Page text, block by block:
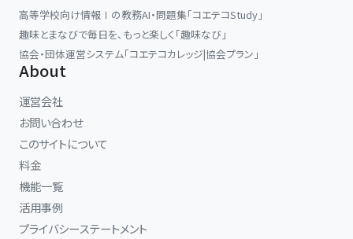
高等学校向け情報Ⅰの教務AI・問題集「コエテコStudy」
趣味とまなびで毎日を、もっと楽しく「趣味なび」
協会・団体運営システム「コエテコカレッジ|協会プラン」
About
運営会社
お問い合わせ
このサイトについて
料金
機能一覧
活用事例
プライバシーステートメント